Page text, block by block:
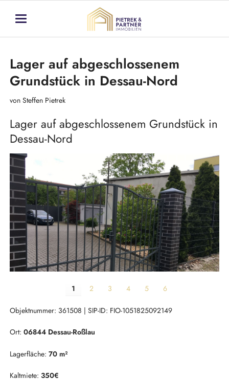
Lager auf abgeschlossenem
Grundstück in Dessau-Nord
von Steffen Pietrek
Lager auf abgeschlossenem Grundstück in
Dessau-Nord
1 2 3 4 5 6
Objektnummer: 361508 | SIP-ID: FIO-1051825092149
Ort: 06844 Dessau-Roßlau
Lagerfläche: 70 m²
Kaltmiete: 350€